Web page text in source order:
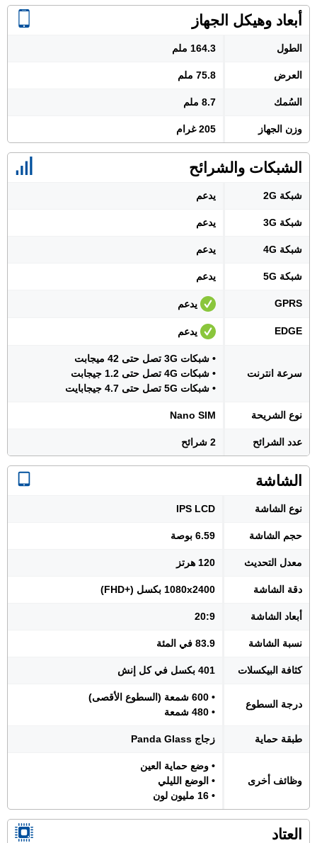
أبعاد وهيكل الجهاز
الطول 164.3 ملم
العرض 75.8 ملم
السُمك 8.7 ملم
وزن الجهاز 205 غرام
الشبكات والشرائح
شبكة 2G يدعم
شبكة 3G يدعم
شبكة 4G يدعم
شبكة 5G يدعم
GPRS يدعم
EDGE يدعم
سرعة انترنت
• شبكات 3G تصل حتى 42 ميجابت
• شبكات 4G تصل حتى 1.2 جيجابت
• شبكات 5G تصل حتى 4.7 جيجابايت
نوع الشريحة Nano SIM
عدد الشرائح 2 شرائح
الشاشة
نوع الشاشة IPS LCD
حجم الشاشة 6.59 بوصة
معدل التحديث 120 هرتز
دقة الشاشة 1080x2400 بكسل (+FHD)
أبعاد الشاشة 20:9
نسبة الشاشة 83.9 في المئة
كثافة البيكسلات 401 بكسل في كل إنش
درجة السطوع
• 600 شمعة (السطوع الأقصى)
• 480 شمعة
طبقة حماية زجاج Panda Glass
وظائف أخرى
• وضع حماية العين
• الوضع الليلي
• 16 مليون لون
العتاد